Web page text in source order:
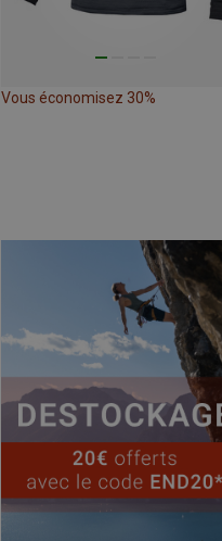
Vous économisez 30%